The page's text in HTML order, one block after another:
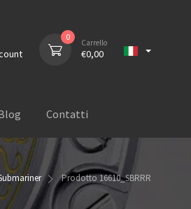
0
Carrello
€0,00
Contatti
Prodotto16610_SBRRR